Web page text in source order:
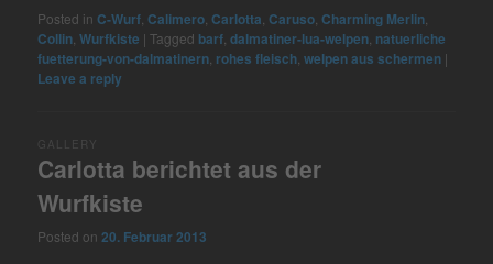
Posted in C-Wurf ,Calimero ,Carlotta ,Caruso ,Charming Merlin
Collin ,Wurfkiste |Tagged barf ,dalmatiner-lua-welpen natuerliche
fuetterung-von-dalmatinern rohes fleisch ,welpen aus schermen |
Leave a reply
Carlotta berichtet aus der
Wurfkiste
GALLERY
Posted on20. Februar 2013